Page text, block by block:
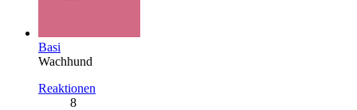
Basi
Wachhund
Reaktionen
8